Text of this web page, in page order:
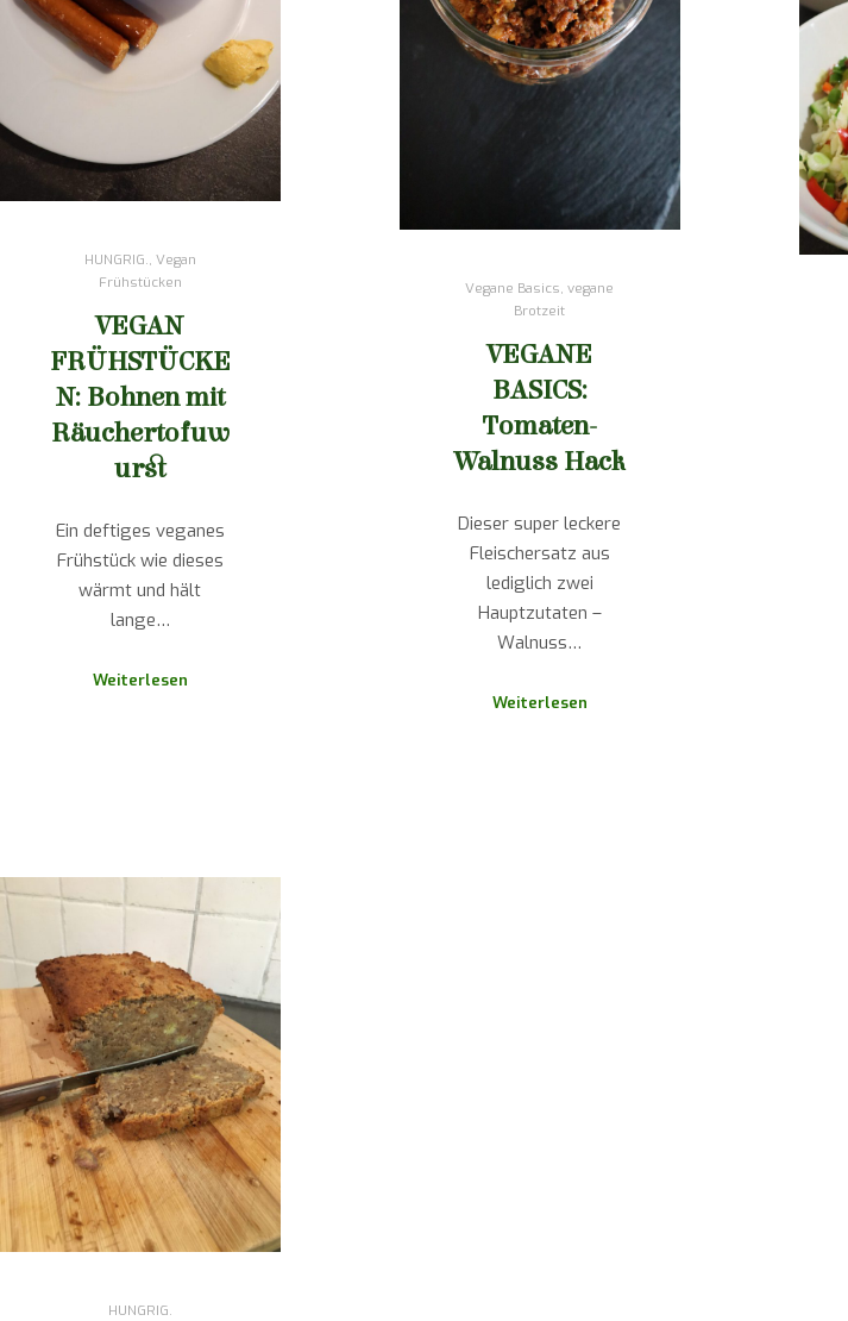
HUNGRIG., Vegan
Frühstücken
VEGAN
FRÜHSTÜCKE
N: Bohnen mit
Räuchertofuw
urst
Ein deftiges veganes
Frühstück wie dieses
wärmt und hält
lange…
Weiterlesen
Vegane Basics,vegane
Brotzeit
VEGANE
BASICS:
Tomaten-
Walnuss Hack
Dieser super leckere
Fleischersatz aus
lediglich zwei
Hauptzutaten –
Walnuss…
Weiterlesen
HUNGRIG.